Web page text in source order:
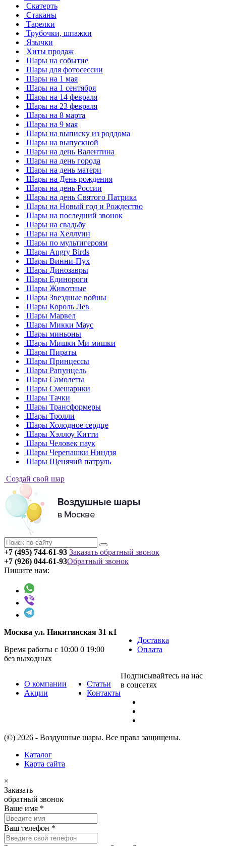
Скатерть
Стаканы
Тарелки
Трубочки, шпажки
Язычки
Хиты продаж
Шары на событие
Шары для фотосессии
Шары на 1 мая
Шары на 1 сентября
Шары на 14 февраля
Шары на 23 февраля
Шары на 8 марта
Шары на 9 мая
Шары на выписку из роддома
Шары на выпускной
Шары на день Валентина
Шары на день города
Шары на день матери
Шары на День рождения
Шары на день России
Шары на день Святого Патрика
Шары на Новый год и Рождество
Шары на последний звонок
Шары на свадьбу
Шары на Хеллуин
Шары по мультигероям
Шары Angry Birds
Шары Винни-Пух
Шары Динозавры
Шары Единороги
Шары Животные
Шары Звездные войны
Шары Король Лев
Шары Марвел
Шары Микки Маус
Шары миньоны
Шары Мишки Ми мишки
Шары Пираты
Шары Принцессы
Шары Рапунцель
Шары Самолеты
Шары Смешарики
Шары Тачки
Шары Трансформеры
Шары Тролли
Шары Холодное сердце
Шары Хэллоу Китти
Шары Человек паук
Шары Черепашки Ниндзя
Шары Щенячий патруль
Создай свой шар
+7 (495) 744-61-93 Заказать обратный звонок
+7 (926) 044-61-93
Пишите нам:
Обратный звонок
Москва ул. Никитинская 31 к1
Время работы с 10:00 0 19:00
без выходных
Доставка
Оплата
О компании
Акции
Статьи
Контакты
Подписывайтесь на нас
в соцсетях
(©) 2026 - Воздушные шары. Все права защищены.
Каталог
Карта сайта
×
Заказать
обратный звонок
Ваше имя *
Ваш телефон *